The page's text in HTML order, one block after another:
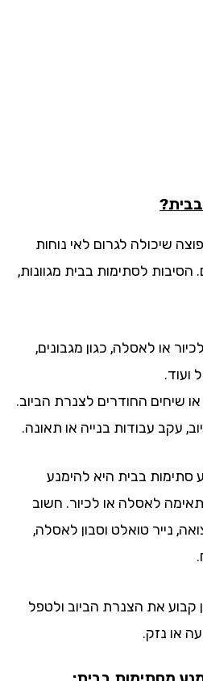
לגרום לאי נוחות
לסתימות בבית מגוונות,
לאסלה, כגון מגבונים,
החודרים לצנרת הביוב.
עבודות בנייה או תאונה.
בבית היא להימנע
לאסלה או לכיור. חשוב
טואלט וסבון לאסלה,
את הצנרת הביוב ולטפל
נזק.